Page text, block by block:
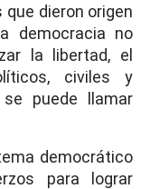
dieron origen
democracia no
la libertad, el
civiles y
puede llamar
democrático
para lograr